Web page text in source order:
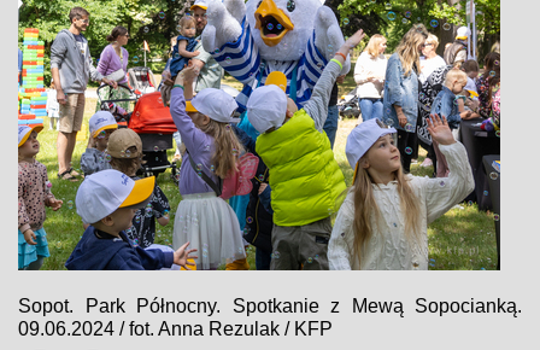
Sopot. Park Północny. Spotkanie z Mewą Sopocianką.
09.06.2024 / fot. Anna Rezulak / KFP